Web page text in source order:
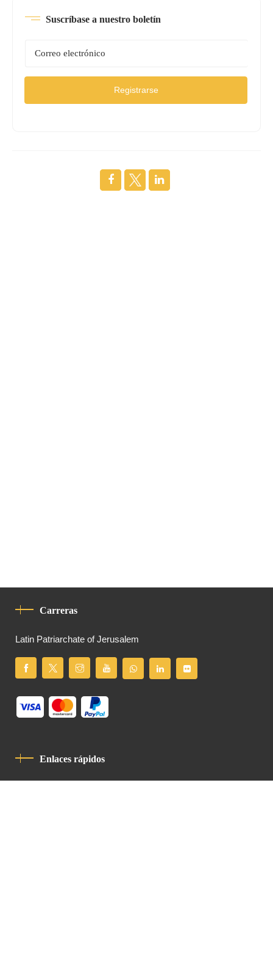
Suscríbase a nuestro boletín
Registrarse
Carreras
Latin Patriarchate of Jerusalem
Enlaces rápidos